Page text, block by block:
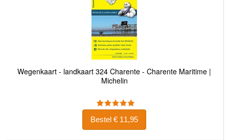
Wegenkaart - landkaart 324 Charente - Charente Maritime |
Michelin
Bestel € 11,95